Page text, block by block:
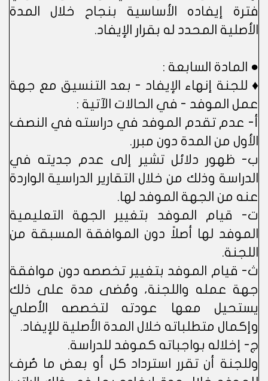
فترة إيفاده الأساسية بنجاح خلال المدة
الأصلية المحدد له بقرار الإيفاد.
● المادة السابعة :
♦ للجنة إنهاء الإيفاد - بعد التنسيق مع جهة
عمل الموفد - في الحالات الآتية :
أ- عدم تقدم الموفد في دراسته في النصف
الأول من المدة دون مبرر.
ب- ظهور دلائل تشير إلى عدم جديته في
الدراسة وذلك من خلال التقارير الدراسية الواردة
عنه من الجهة الموفد لها.
ت- قيام الموفد بتغيير الجهة التعليمية
الموفد لها أصلاً دون الموافقة المسبقة من
اللجنة.
ث- قيام الموفد بتغيير تخصصه دون موافقة
جهة عمله واللجنة، ومُضى مدة على ذلك
يستحيل معها عودته لتخصصه الأصلي
وإكمال متطلباته خلال المدة الأصلية للإيفاد.
ج- إخلاله بواجباته كموفد للدراسة.
وللجنة أن تقرر استرداد كل أو بعض ما صُرف